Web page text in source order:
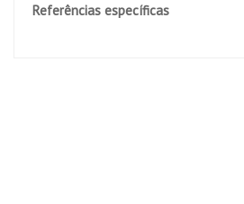
Referências específicas